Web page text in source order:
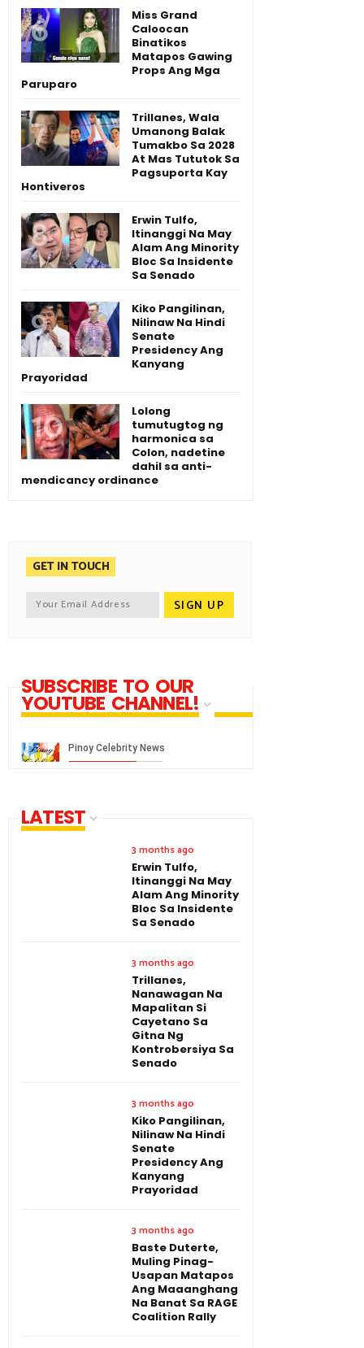
Miss Grand
Caloocan
Binatikos
Matapos Gawing
Props Ang Mga
Paruparo
Trillanes, Wala
Umanong Balak
Tumakbo Sa 2028
At Mas Tututok Sa
Pagsuporta Kay
Hontiveros
Erwin Tulfo,
Itinanggi Na May
Alam Ang Minority
Bloc Sa Insidente
Sa Senado
Kiko Pangilinan,
Nilinaw Na Hindi
Senate
Presidency Ang
Kanyang
Prayoridad
Lolong
tumutugtog ng
harmonica sa
Colon, nadetine
dahil sa anti-
mendicancy ordinance
GET IN TOUCH
SUBSCRIBE TO OUR
YOUTUBE CHANNEL!
LATEST
3 months ago
Erwin Tulfo,
Itinanggi Na May
Alam Ang Minority
Bloc Sa Insidente
Sa Senado
3 months ago
Trillanes,
Nanawagan Na
Mapalitan Si
Cayetano Sa
Gitna Ng
Kontrobersiya Sa
Senado
3 months ago
Kiko Pangilinan,
Nilinaw Na Hindi
Senate
Presidency Ang
Kanyang
Prayoridad
3 months ago
Baste Duterte,
Muling Pinag-
Usapan Matapos
Ang Maaanghang
Na Banat Sa RAGE
Coalition Rally